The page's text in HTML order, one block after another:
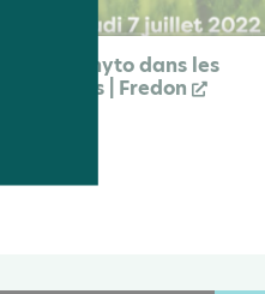
Le zéro phyto dans les
cimetières | Fredon